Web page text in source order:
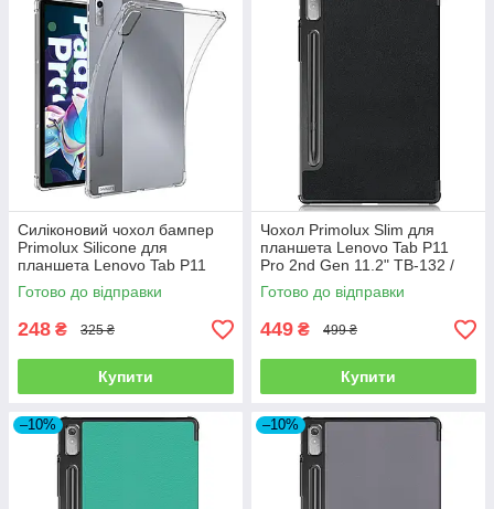
Силіконовий чохол бампер
Primolux Silicone для
планшета Lenovo Tab P11
Pro 2nd Gen 11.2" (TB-132 /
TB-138) - Clear
Готово до відправки
248 ₴ 325 ₴
Купити
Чохол Primolux Slim для
планшета Lenovo Tab P11
Pro 2nd Gen 11.2" TB-132 /
TB-138 - Black
Готово до відправки
449 ₴ 499 ₴
Купити
–10% –10%